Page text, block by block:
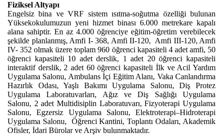
Fiziksel Altyapı
Engelsiz bina ve VRF sistem ısıtma-soğutma özelliği bulunan
Yüksekokulumuzun yeni hizmet binası 6.000 metrekare kapalı
alana sahiptir. En az 4.000 öğrenciye eğitim-öğretim verebilecek
şekilde planlanmış, Amfi I- 368, Amfi II-120, Amfi III-120, Amfi
IV- 352 olmak üzere toplam 960 öğrenci kapasiteli 4 adet amfi, 50
öğrenci kapasiteli 10 adet derslik, 1 adet 20 öğrenci kapasiteli
interaktif derslik, 2 adet 60 öğrenci kapasiteli İlk ve Acil Yardım
Uygulama Salonu, Ambulans İçi Eğitim Alanı, Vaka Canlandırma
Hazırlık Odası, Yaşlı Bakımı Uygulama Salonu, Diş Protez
Uygulama Laboratuvarları, Ağız ve Diş Sağlığı Uygulama
Salonu, 2 adet Multidisiplin Laboratuvarı, Fizyoterapi Uygulama
Salonu, Egzersiz Uygulama Salonu, Elektroterapi–Hidroterapi
Uygulama Salonu,
Öğrenci Kantini, Toplantı Odaları, Akademik
Ofisler, İdari Bürolar ve Arşiv bulunmaktadır.